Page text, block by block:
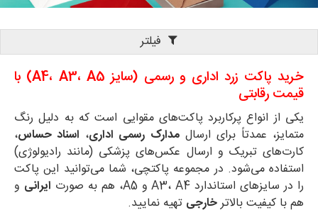
فیلتر
خرید پاکت زرد اداری و رسمی (سایز A4، A3، A5) با
قیمت رقابتی
یکی از انواع پرکاربرد پاکت‌های مقوایی است که به دلیل رنگ
متمایز، عمدتاً برای ارسالمدارک رسمی اداری، اسناد حساس،
کارت‌های تبریک و ارسال عکس‌های پزشکی (مانند رادیولوژی)
استفاده می‌شود. در مجموعه پاکتچی، شما می‌توانید این پاکت
را در سایزهای استاندارد A3، A4 و A5، هم به صورت
ایرانی و
هم با کیفیت بالاترخارجی تهیه نمایید.